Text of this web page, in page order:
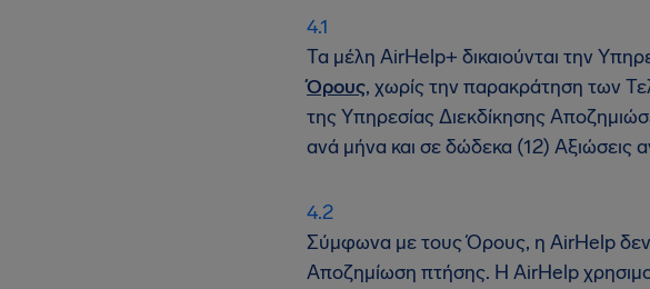
Τα μέλη AirHelp+ δικαιούνται την
Όρους, χωρίς την παρακράτηση των
της Υπηρεσίας Διεκδίκησης
ανά μήνα και σε δώδεκα (12) Αξιώσεις
Σύμφωνα με τους Όρους, η AirHelp δεν
Αποζημίωση πτήσης. Η AirHelp